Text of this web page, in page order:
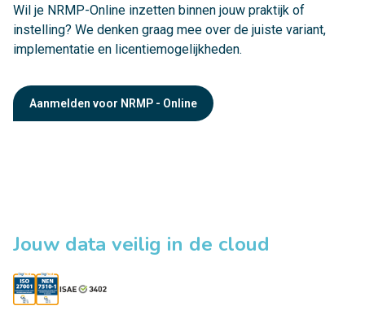
Wil je NRMP-Online inzetten binnen jouw praktijk of
instelling? We denken graag mee over de juiste variant,
implementatie en licentiemogelijkheden.
Aanmelden voor NRMP - Online
Jouw data veilig in de cloud